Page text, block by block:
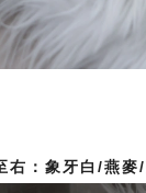
右：象牙白/燕